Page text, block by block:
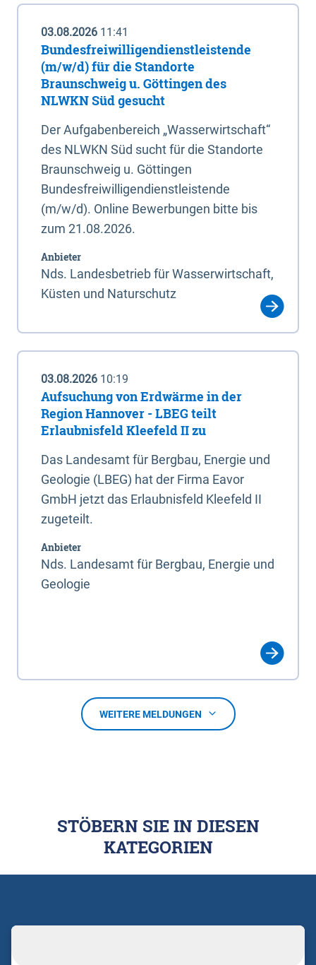
03.08.2026 11:41
Bundesfreiwilligendienstleistende
(m/w/d) für die Standorte
Braunschweig u. Göttingen des
NLWKN Süd gesucht
Der Aufgabenbereich „Wasserwirtschaft“
des NLWKN Süd sucht für die Standorte
Braunschweig u. Göttingen
Bundesfreiwilligendienstleistende
(m/w/d). Online Bewerbungen bitte bis
zum 21.08.2026.
Anbieter
Nds. Landesbetrieb für Wasserwirtschaft,
Küsten und Naturschutz
03.08.2026 10:19
Aufsuchung von Erdwärme in der
Region Hannover - LBEG teilt
Erlaubnisfeld Kleefeld II zu
Das Landesamt für Bergbau, Energie und
Geologie (LBEG) hat der Firma Eavor
GmbH jetzt das Erlaubnisfeld Kleefeld II
zugeteilt.
Anbieter
Nds. Landesamt für Bergbau, Energie und
Geologie
WEITERE MELDUNGEN
STÖBERN SIE IN DIESEN
KATEGORIEN